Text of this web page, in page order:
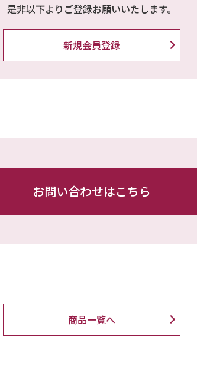
是非以下よりご登録お願いいたします。
新規会員登録
お問い合わせはこちら
商品一覧へ